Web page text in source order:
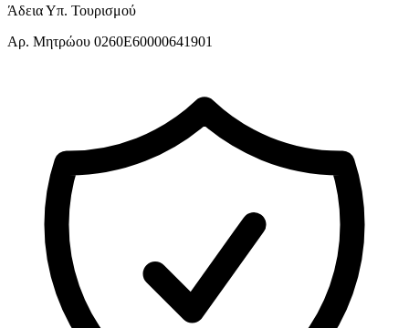
Άδεια Υπ. Τουρισμού
Αρ. Μητρώου 0260E60000641901